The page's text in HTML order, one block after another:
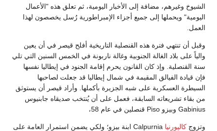
الشيوخ وغيرهم، مضافة إلى الأخبار اليومية، ثم تعلق هذه "الأعمال
اليومية" ويحملها إلى جميع أجزاء الإمبراطورية رُسل يخصصون لهذا
العمل.
وقبل أن تنتهي فترة هذه القنصلية التاريخية أفلح قيصر في أن يعين
والياً على بلاد الغالة الجنوبية وغالة ناربونة في الخمس السنين التي تلي
سنة القنصلية. وإذ كان القانون يحرم إقامة الجنود في إيطاليا نفسها
فإن قيادة الفيالق المقيمة في شمال إيطاليا قد جعلت لصاحبها
السيطرة العسكرية على شبه الجزيرة بأكملها. وأراد قيصر أن يستوثق
من بقاء تشريعاته السابقة، فعمل على أن يُنتخب صديقاه جابنيوس
Gabinius وبيزو Piso قنصلين في عام 58،
وتزوج كالپورنيا
Calpurnia ابنة بيزو؛ ولكي يضمن استمرار العامة على